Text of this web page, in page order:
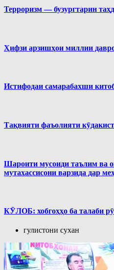
Терроризм — бузургтарин
Ҳифзи арзишҳои миллии
Истифодаи самарабахши
Тақвияти фаъолияти
Шароити мусоиди таълим ва
мутахассисони варзида дар
КӮЛОБ: хобгоҳҳо ба талаби
гулистони сухан